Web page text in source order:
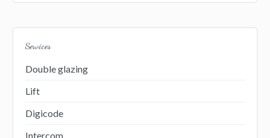
Services
Double glazing
Lift
Digicode
Intercom